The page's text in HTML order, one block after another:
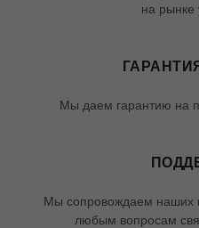
на рынке
Мы даем гарантию на
Мы сопровождаем наших
любым вопросам